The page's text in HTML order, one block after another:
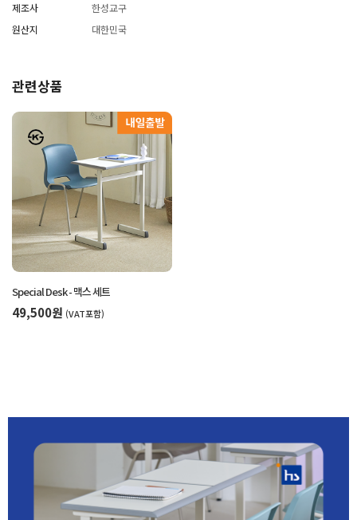
제조사
한성교구
원산지
대한민국
관련상품
Special Desk - 맥스 세트
49,500원 (VAT포함)